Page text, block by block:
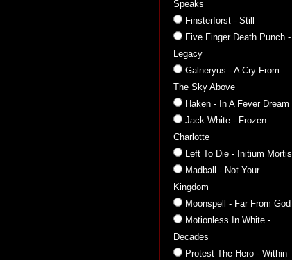
Speaks
Finsterforst - Still
Five Finger Death Punch -
Legacy
Galneryus - A Cry From
The Sky Above
Haken - In A Fever Dream
Jack White - Frozen
Charlotte
Left To Die - Initium Mortis
Madball - Not Your
Kingdom
Moonspell - Far From God
Motionless In White -
Decades
Protest The Hero - Within